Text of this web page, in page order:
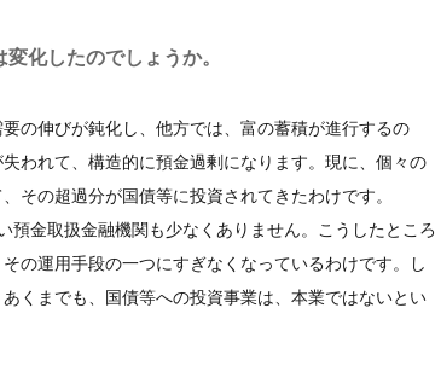
化したのでしょうか。
の伸びが鈍化し、他方では、富の蓄積が進行するの
われて、構造的に預金過剰になります。現に、個々の
その超過分が国債等に投資されてきたわけです。
金取扱金融機関も少なくありません。こうしたところ
の運用手段の一つにすぎなくなっているわけです。し
くまでも、国債等への投資事業は、本業ではないとい